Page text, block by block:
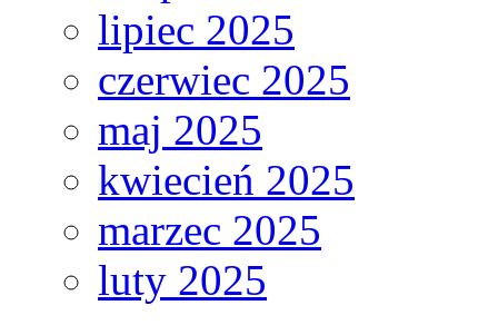
lipiec 2025
czerwiec 2025
maj 2025
kwiecień 2025
marzec 2025
luty 2025